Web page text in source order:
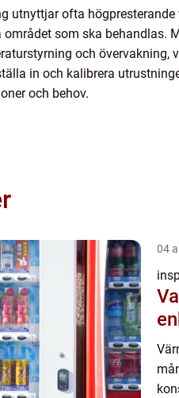
utnyttjar ofta
som ska behandlas.
och övervakning,
in och kalibrera
och behov.
04